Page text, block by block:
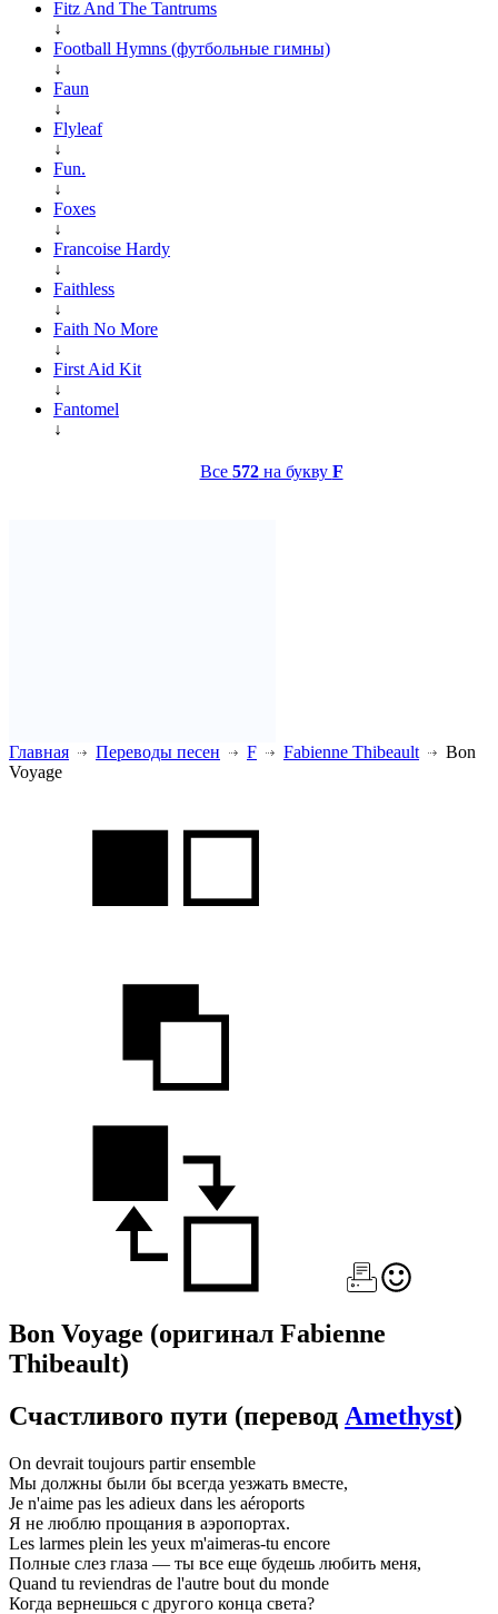
Fitz And The Tantrums
↓
Football Hymns (футбольные гимны)
↓
Faun
↓
Flyleaf
↓
Fun.
↓
Foxes
↓
Francoise Hardy
↓
Faithless
↓
Faith No More
↓
First Aid Kit
↓
Fantomel
↓
Все 572на букву F
Главная Переводы песен F Fabienne Thibeault
Bon
Voyage
Bon Voyage (оригинал Fabienne
Thibeault)
Счастливого пути (перевод Amethyst)
On devrait toujours partir ensemble
Мы должны были бы всегда уезжать вместе,
Je n'aime pas les adieux dans les aéroports
Я не люблю прощания в аэропортах.
Les larmes plein les yeux m'aimeras-tu encore
Полные слез глаза — ты все еще будешь любить меня,
Quand tu reviendras de l'autre bout du monde
Когда вернешься с другого конца света?